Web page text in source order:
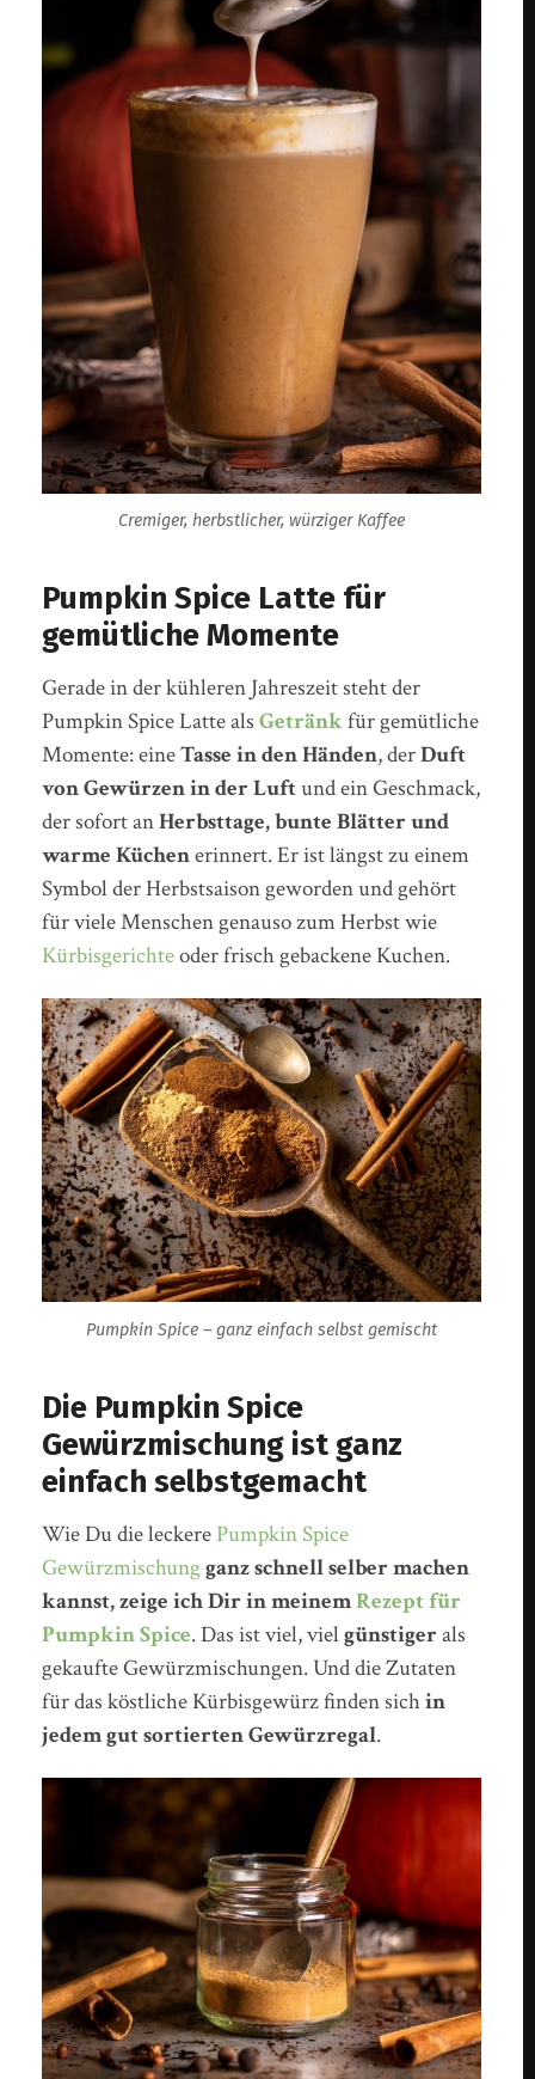
Cremiger, herbstlicher, würziger Kaffee
Pumpkin Spice Latte für
gemütliche Momente
Gerade in der kühleren Jahreszeit steht der
Pumpkin Spice Latte alsGetränkfür gemütliche
Momente: eineTasse in den Händen, derDuft
von Gewürzen in der Luftund ein Geschmack,
der sofort anHerbsttage, bunte Blätter und
warme Küchenerinnert. Er ist längst zu einem
Symbol der Herbstsaison geworden und gehört
für viele Menschen genauso zum Herbst wie
Kürbisgerichteoder frisch gebackene Kuchen.
Pumpkin Spice – ganz einfach selbst gemischt
Die Pumpkin Spice
Gewürzmischung ist ganz
einfach selbstgemacht
Wie Du die leckere Pumpkin Spice
Gewürzmischungganz schnell selber machen
kannst, zeige ich Dir in meinemRezept für
Pumpkin Spice. Das ist viel, vielgünstiger als
gekaufte Gewürzmischungen. Und die Zutaten
für das köstliche Kürbisgewürz finden sichin
jedem gut sortierten Gewürzregal.